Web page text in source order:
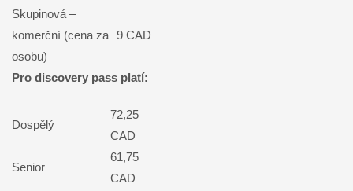
Skupinová –
komerční (cena za
osobu)
9 CAD
Pro discovery pass platí:
Dospělý
72,25
CAD
Senior
61,75
CAD